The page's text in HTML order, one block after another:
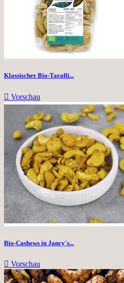
Klassischer Bio-Taralli...
 Vorschau
Bio-Cashews in Jancy's...
 Vorschau